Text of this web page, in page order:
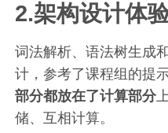
2.架构设计体
词法解析、语法树生成
计，参考了课程组的提
部分都放在了计算部分
储、互相计算。